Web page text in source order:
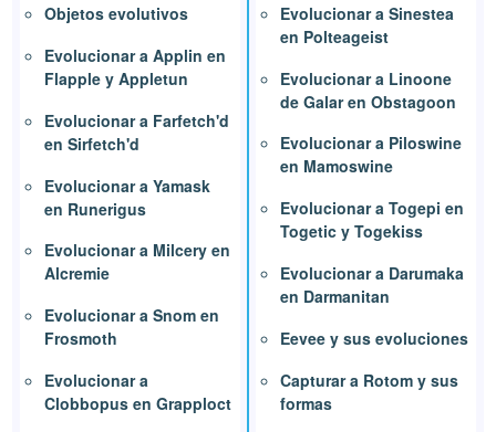
Objetos evolutivos
Evolucionar a Applin en
Flapple y Appletun
Evolucionar a Farfetch'd
en Sirfetch'd
Evolucionar a Yamask
en Runerigus
Evolucionar a Milcery en
Alcremie
Evolucionar a Snom en
Frosmoth
Evolucionar a
Clobbopus en Grapploct
Evolucionar a Sinestea
en Polteageist
Evolucionar a Linoone
de Galar en Obstagoon
Evolucionar a Piloswine
en Mamoswine
Evolucionar a Togepi en
Togetic y Togekiss
Evolucionar a Darumaka
en Darmanitan
Eevee y sus evoluciones
Capturar a Rotom y sus
formas